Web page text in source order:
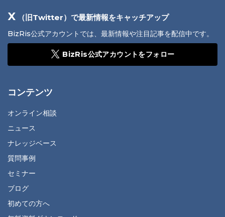
X （旧Twitter）で最新情報をキャッチアップ
BizRis公式アカウントでは、最新情報や注目記事を配信中です。
BizRis公式アカウントをフォロー
コンテンツ
オンライン相談
ニュース
ナレッジベース
質問事例
セミナー
ブログ
初めての方へ